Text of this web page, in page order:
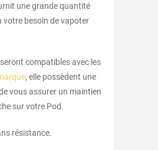
une grande quantité
votre besoin de vapoter
compatibles avec les
, elle possèdent une
vous assurer un maintien
sur votre Pod.
résistance.